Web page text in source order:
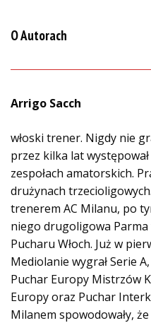
O Autorach
Arrigo Sacch
włoski trener. Nigdy nie
przez kilka lat
zespołach amatorskich.
drużynach
trenerem AC Milanu, po
niego drugoligowa
Pucharu Włoch. Już w
Mediolanie wygrał Serie
Puchar Europy Mistrzów
Europy oraz Puchar
Milanem spowodowały,